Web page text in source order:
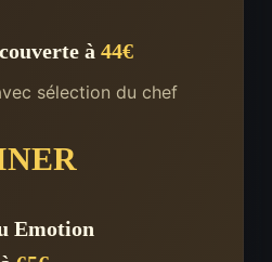
à 44€
sélection du chef
Emotion